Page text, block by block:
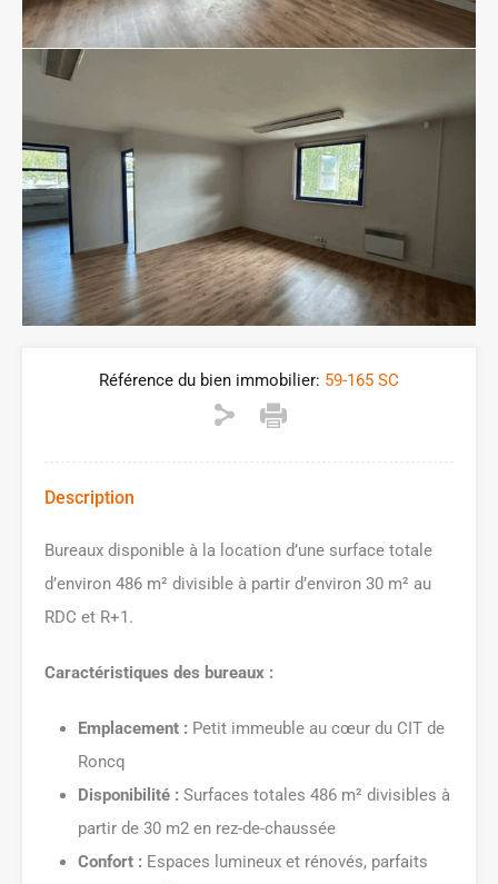
Référence du bien immobilier: 59-165 SC
Description
Bureaux disponible à la location d’une surface totale
d’environ 486 m² divisible à partir d’environ 30 m² au
RDC et R+1.
Caractéristiques des bureaux :
Emplacement : Petit immeuble au cœur du CIT de
Roncq
Disponibilité : Surfaces totales 486 m² divisibles à
partir de 30 m2 en rez-de-chaussée
Confort : Espaces lumineux et rénovés, parfaits